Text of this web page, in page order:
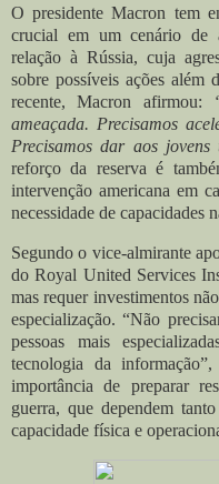
O presidente Macron tem
crucial em um cenário de
relação à Rússia, cuja
sobre possíveis ações além
recente, Macron afirmou:
ameaçada. Precisamos
Precisamos dar aos
reforço da reserva é
intervenção americana em
necessidade de capacidades
Segundo o vice-almirante
do Royal United Services
mas requer investimentos
especialização. “Não
pessoas mais
tecnologia da
importância de preparar
guerra, que dependem
capacidade física e